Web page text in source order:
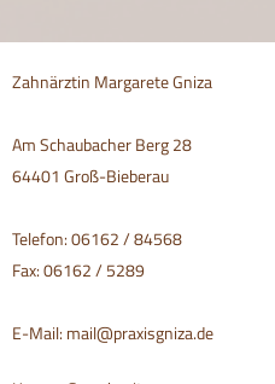
Zahnärztin Margarete Gniza
Am Schaubacher Berg 28
64401 Groß-Bieberau
Telefon: 06162 / 84568
Fax: 06162 / 5289
E-Mail: mail@praxisgniza.de